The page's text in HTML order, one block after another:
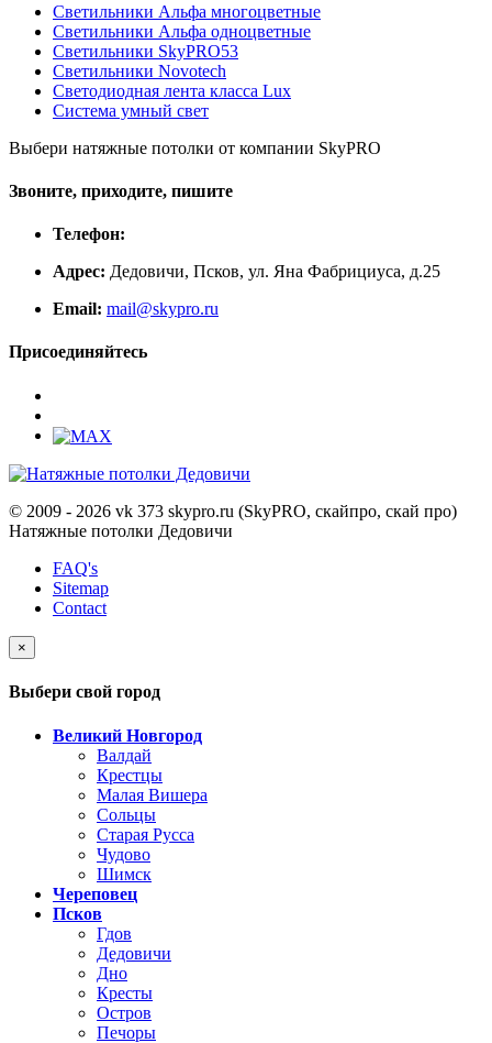
Светильники Альфа многоцветные
Светильники Альфа одноцветные
Светильники SkyPRO53
Светильники Novotech
Светодиодная лента класса Lux
Система умный свет
Выбери натяжные потолки от компании SkyPRO
Звоните, приходите, пишите
Телефон:
Адрес: Дедовичи, Псков, ул. Яна Фабрициуса, д.25
Email: mail@skypro.ru
Присоединяйтесь
© 2009 - 2026 vk 373 skypro.ru (SkyPRO, скайпро, скай про)
Натяжные потолки Дедовичи
FAQ's
Sitemap
Contact
×
Выбери свой город
Великий Новгород
Валдай
Крестцы
Малая Вишера
Сольцы
Старая Русса
Чудово
Шимск
Череповец
Псков
Гдов
Дедовичи
Дно
Кресты
Остров
Печоры